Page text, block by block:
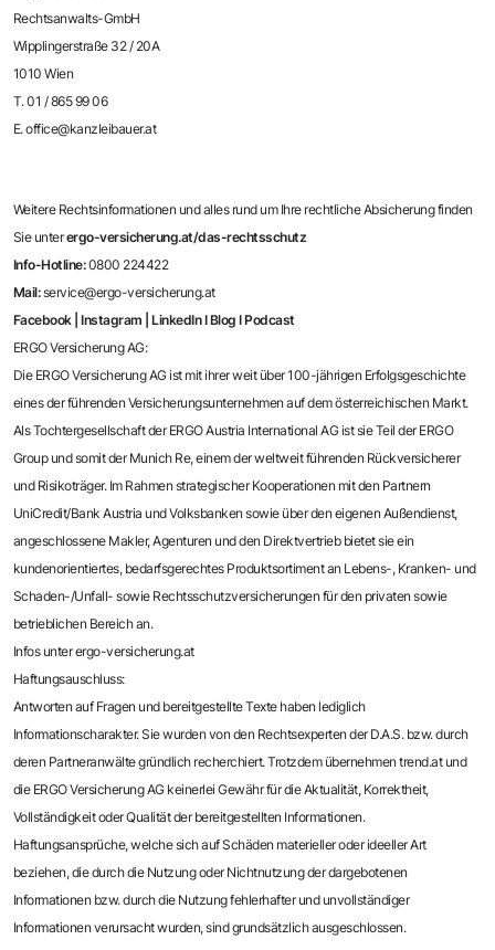
Rechtsanwalts-GmbH
Wipplingerstraße 32 / 20A
1010 Wien
T. 01 / 865 99 06
E. office@kanzleibauer.at
Weitere Rechtsinformationen und alles rund um Ihre rechtliche Absicherung finden
Sie unterergo-versicherung.at/das-rechtsschutz
Info-Hotline:0800 224422
Mail:service@ergo-versicherung.at
Facebook Instagram |LinkedInIBlogIPodcast
ERGO Versicherung AG:
Die ERGO Versicherung AG ist mit ihrer weit über 100-jährigen Erfolgsgeschichte
eines der führenden Versicherungsunternehmen auf dem österreichischen Markt.
Als Tochtergesellschaft der ERGO Austria International AG ist sie Teil der ERGO
Group und somit der Munich Re, einem der weltweit führenden Rückversicherer
und Risikoträger. Im Rahmen strategischer Kooperationen mit den Partnern
UniCredit/Bank Austria und Volksbanken sowie über den eigenen Außendienst,
angeschlossene Makler, Agenturen und den Direktvertrieb bietet sie ein
kundenorientiertes, bedarfsgerechtes Produktsortiment an Lebens-, Kranken- und
Schaden-/Unfall- sowie Rechtsschutzversicherungen für den privaten sowie
betrieblichen Bereich an.
Infos unter ergo-versicherung.at
Haftungsauschluss:
Antworten auf Fragen und bereitgestellte Texte haben lediglich
Informationscharakter. Sie wurden von den Rechtsexperten der D.A.S. bzw. durch
deren Partneranwälte gründlich recherchiert. Trotzdem übernehmen trend.at und
die ERGO Versicherung AG keinerlei Gewähr für die Aktualität, Korrektheit,
Vollständigkeit oder Qualität der bereitgestellten Informationen.
Haftungsansprüche, welche sich auf Schäden materieller oder ideeller Art
beziehen, die durch die Nutzung oder Nichtnutzung der dargebotenen
Informationen bzw. durch die Nutzung fehlerhafter und unvollständiger
Informationen verursacht wurden, sind grundsätzlich ausgeschlossen.